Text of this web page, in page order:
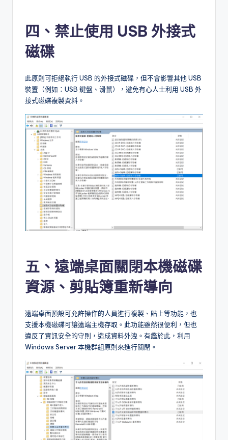
四、禁止使用 USB 外接式
磁碟
此原則可拒絕執行 USB 的外接式磁碟，但不會影響其他 USB
裝置（例如：USB 鍵盤、滑鼠），避免有心人士利用 USB 外
接式磁碟複製資料。
五、遠端桌面關閉本機磁碟
資源、剪貼簿重新導向
遠端桌面預設可允許操作的人員進行複製、貼上等功能，也
支援本機磁碟可讓遠端主機存取。此功能雖然很便利，但也
違反了資訊安全的守則，造成資料外洩。有鑑於此，利用
Windows Server 本機群組原則來進行關閉。